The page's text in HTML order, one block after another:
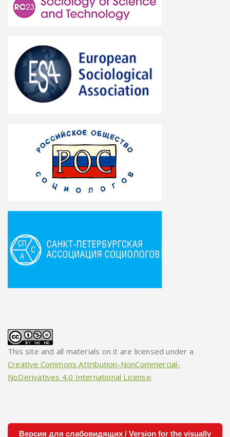
This site and all materials on it are licensed under a
Creative Commons Attribution-NonCommercial-
NoDerivatives 4.0 International License.
Версия для слабовидящих / Version for the visually